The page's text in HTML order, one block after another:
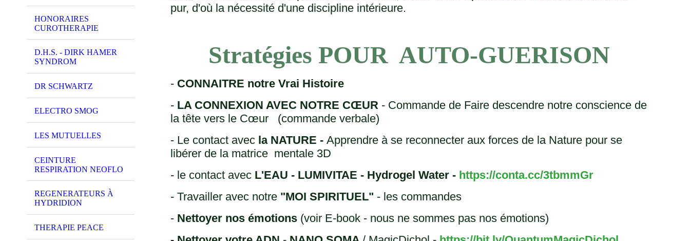
HONORAIRES
CUROTHERAPIE
D.H.S. - DIRK HAMER
SYNDROM
DR SCHWARTZ
ELECTRO SMOG
LES MUTUELLES
CEINTURE
RESPIRATION NEOFLO
REGENERATEURS À
HYDRIDION
THERAPIE PEACE
pur, d'où la nécessité d'une discipline intérieure.
Stratégies POUR AUTO-GUERISON
- CONNAITRE notre Vrai Histoire
- LA CONNEXION AVEC NOTRE CŒUR - Commande de Faire descendre notre conscience de
la tête vers le Cœur (commande verbale)
- Le contact avec la NATURE - Apprendre à se reconnecter aux forces de la Nature pour se
libérer de la matrice mentale 3D
- le contact avec L'EAU - LUMIVITAE - Hydrogel Water - https://conta.cc/3tbmmGr
- Travailler avec notre "MOI SPIRITUEL" - les commandes
- Nettoyer nos émotions (voir E-book - nous ne sommes pas nos émotions)